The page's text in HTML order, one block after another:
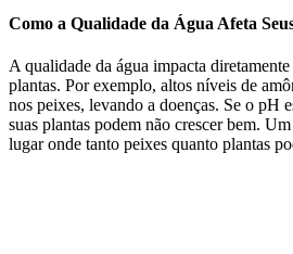
Como a Qualidade da Água Afeta
A qualidade da água impacta diretamente
plantas. Por exemplo, altos níveis de
nos peixes, levando a doenças. Se o pH
suas plantas podem não crescer bem.
lugar onde tanto peixes quanto plantas